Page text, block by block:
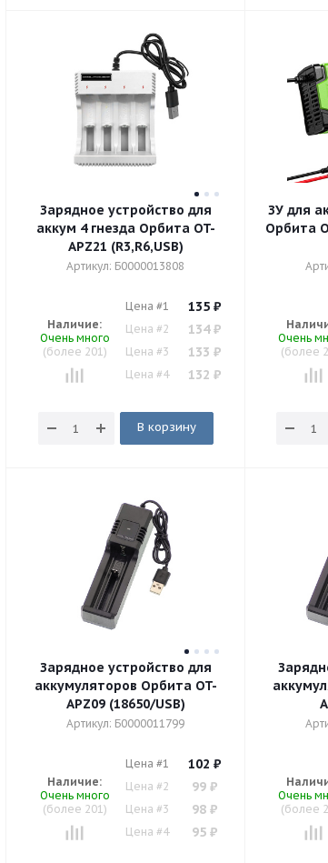
Зарядное устройство для
аккум 4 гнезда Орбита OT-
APZ21 (R3,R6,USB)
Артикул: Б0000013808
Наличие:
Очень много
(более 201)
Цена #1 135₽
Цена #2 134₽
Цена #3 133 ₽
Цена #4 132 ₽
В корзину
ЗУ для
Орбита
Очень
(более
Зарядное устройство для
аккумуляторов Орбита OT-
APZ09 (18650/USB)
Артикул: Б0000011799
Наличие:
Очень много
(более 201)
Цена #1 102 ₽
Цена #2 99₽
Цена #3 98₽
Цена #4 95₽
Очень
(более